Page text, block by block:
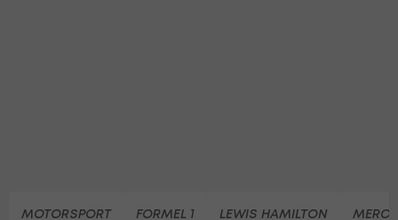
MOTORSPORT FORMEL 1 LEWIS HAMILTON